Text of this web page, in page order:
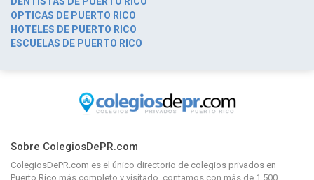
OPTICAS DE PUERTO RICO
HOTELES DE PUERTO RICO
ESCUELAS DE PUERTO RICO
Sobre ColegiosDePR.com
ColegiosDePR.com es el único directorio de colegios privados en
Puerto Rico más completo y visitado, contamos con más de 1,500